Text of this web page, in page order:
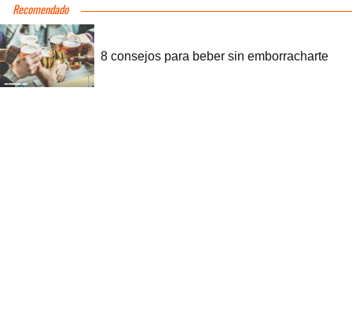
Recomendado
8 consejos para beber sin emborracharte